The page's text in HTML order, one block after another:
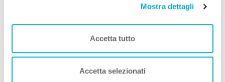
Mostra dettagli
Accetta tutto
Accetta selezionati
Vicino a noi puoi...
VEDI la Guida A DOG